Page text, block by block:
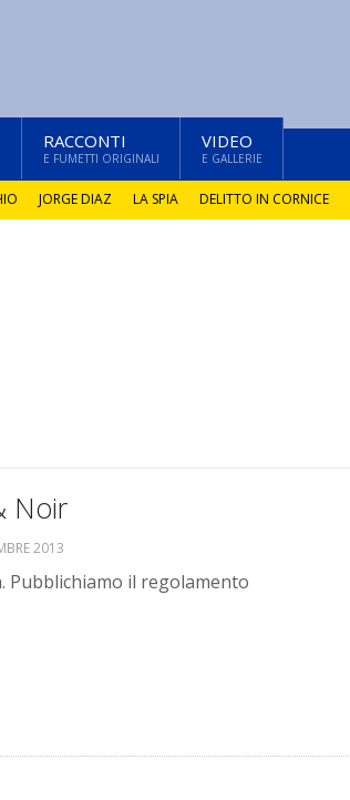
RACCONTI
E FUMETTI ORIGINALI
VIDEO
E GALLERIE
JORGE DIAZ LA SPIA DELITTO IN CORNICE
Noir
2013
Pubblichiamo il regolamento